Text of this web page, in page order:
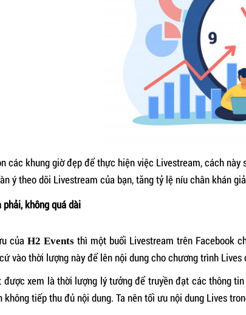
các khung giờ đẹp để thực hiện việc Livestream, cách
ý theo dõi Livestream của bạn, tăng tỷ lệ níu chân khán
không quá dài
của H2 Eventsthì một buổi Livestream trên Facebook
vào thời lượng này để lên nội dung cho chương trình Lives
được xem là thời lượng lý tưởng để truyền đạt các thông
không tiếp thu đủ nội dung. Ta nên tối ưu nội dung Lives